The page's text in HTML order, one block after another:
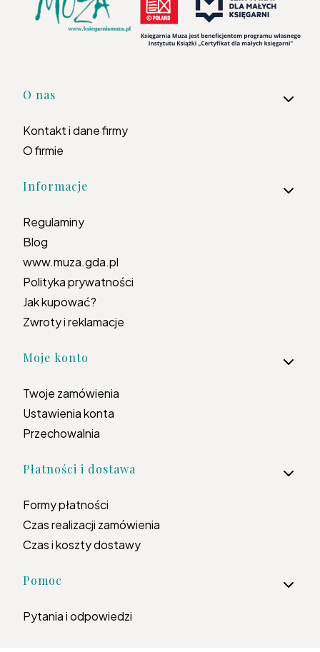
Linki w stopce
O nas
Kontakt i dane firmy
O firmie
Informacje
Regulaminy
Blog
www.muza.gda.pl
Polityka prywatności
Jak kupować?
Zwroty i reklamacje
Moje konto
Twoje zamówienia
Ustawienia konta
Przechowalnia
Płatności i dostawa
Formy płatności
Czas realizacji zamówienia
Czas i koszty dostawy
Pomoc
Pytania i odpowiedzi